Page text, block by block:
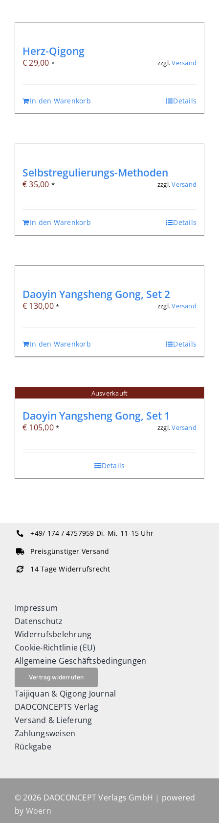
Herz-Qigong
€29,00 * zzgl.Versand
In den Warenkorb Details
Selbstregulierungs-Methoden
€35,00 * zzgl.Versand
In den Warenkorb Details
Daoyin Yangsheng Gong, Set 2
€ 130,00 * zzgl.Versand
In den Warenkorb Details
Ausverkauft
Daoyin Yangsheng Gong, Set 1
€ 105,00 * zzgl.Versand
Details
+49/ 174 / 4757959 Di, Mi, 11-15 Uhr
Preisgünstiger Versand
14 Tage Widerrufsrecht
Impressum
Datenschutz
Widerrufsbelehrung
Cookie-Richtlinie (EU)
Allgemeine Geschäftsbedingungen
Vertrag widerrufen
Taijiquan & Qigong Journal
DAOCONCEPTS Verlag
Versand & Lieferung
Zahlungsweisen
Rückgabe
© 2026 DAOCONCEPT Verlags GmbH | powered
by Woern